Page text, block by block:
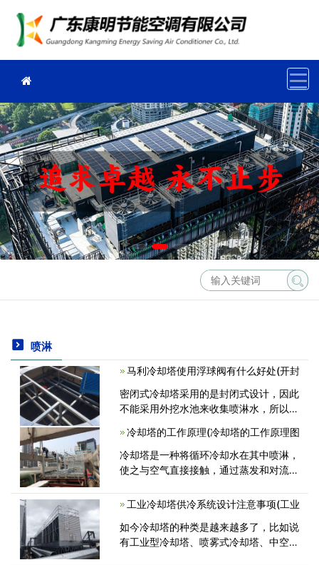
喷淋
马利冷却塔使用浮球阀有什么好处(开封
密闭式冷却塔采用的是封闭式设计，因此
不能采用外挖水池来收集喷淋水，所以会
池水量的控制。那么浮球阀除了控制水池
的水量还有什么好处呢？ 1、不需<
冷却塔的工作原理(冷却塔的工作原理图
冷却塔是一种将循环冷却水在其中喷淋，
使之与空气直接接触，通过蒸发和对流把
那么它的工作原理是什么呢？下面专业小
工业冷却塔供冷系统设计注意事项(工业
如今冷却塔的种类是越来越多了，比如说
有工业型冷却塔、喷雾式冷却塔、中空式